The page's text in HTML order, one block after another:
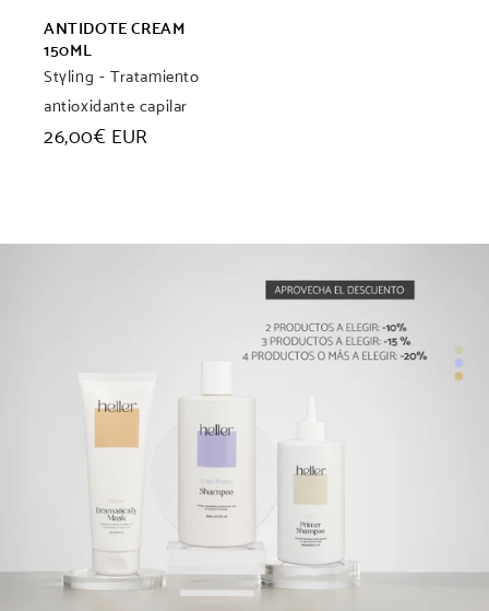
ANTIDOTE CREAM
150ML
Styling - Tratamiento
antioxidante capilar
Precio
26,00€ EUR